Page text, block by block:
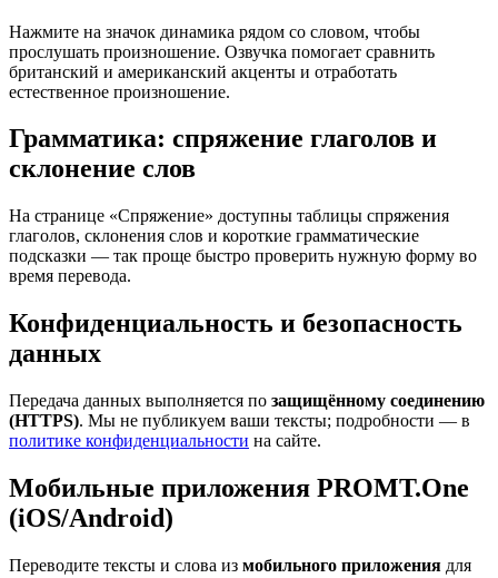
Нажмите на значок динамика рядом со словом, чтобы
прослушать произношение. Озвучка помогает сравнить
британский и американский акценты и отработать
естественное произношение.
Грамматика: спряжение глаголов и
склонение слов
На странице «Спряжение» доступны таблицы спряжения
глаголов, склонения слов и короткие грамматические
подсказки — так проще быстро проверить нужную форму во
время перевода.
Конфиденциальность и безопасность
данных
Передача данных выполняется по защищённому соединению
(HTTPS). Мы не публикуем ваши тексты; подробности — в
политике конфиденциальности на сайте.
Мобильные приложения PROMT.One
(iOS/Android)
Переводите тексты и слова из мобильного приложения для